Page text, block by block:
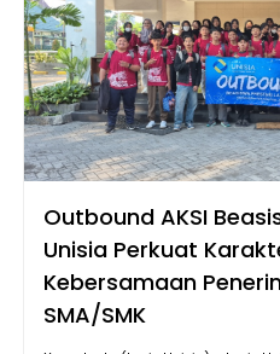
Outbound AKSI
Unisia Perkuat
Kebersamaan
SMA/SMK